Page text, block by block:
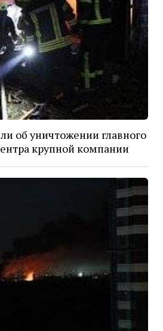
об уничтожении главного
крупной компании